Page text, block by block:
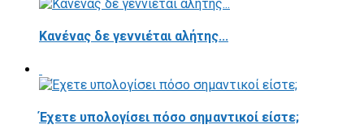
Κανένας δε γεννιέται αλήτης...
Έχετε υπολογίσει πόσο σημαντικοί είστε;